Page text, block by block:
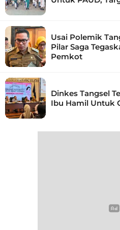
Usai Polemik
Pilar Saga
Pemkot
Dinkes Tangsel
Ibu Hamil Untuk